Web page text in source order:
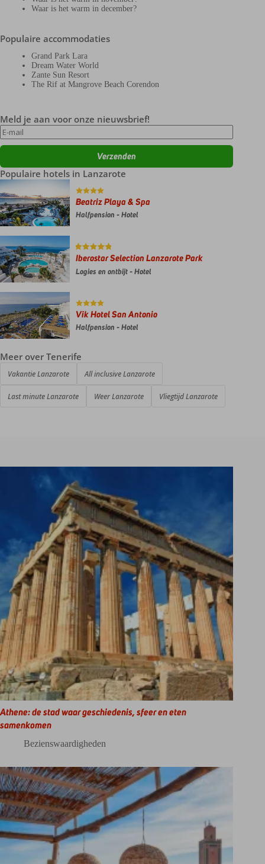
Waar is het warm in december?
Populaire accommodaties
Grand Park Lara
Dream Water World
Zante Sun Resort
The Rif at Mangrove Beach Corendon
Meld je aan voor onze nieuwsbrief!
Populaire hotels in Lanzarote
Beatriz Playa & Spa
Halfpension - Hotel
Iberostar Selection Lanzarote Park
Logies en ontbijt - Hotel
Vik Hotel San Antonio
Halfpension - Hotel
Meer over Tenerife
Vakantie Lanzarote All inclusive Lanzarote
Last minute Lanzarote Weer Lanzarote Vliegtijd Lanzarote
Athene: de stad waar geschiedenis, sfeer en eten
samenkomen
Bezienswaardigheden